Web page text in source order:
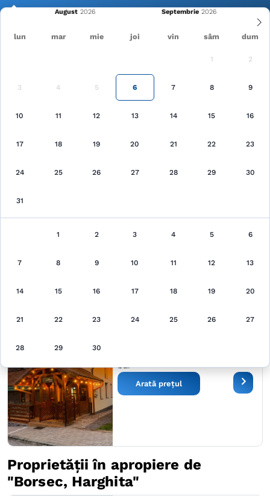
Harghita
Borsec
Cele mai recente
Borsec, Harghita
băi
Arată prețul
Proprietății în apropiere de
"Borsec, Harghita"
August Septembrie
lun mar mie joi vin sâm dum
1 2
3 4 5 6 7 8 9
10 11 12 13 14 15 16
17 18 19 20 21 22 23
24 25 26 27 28 29 30
31
1 2 3 4 5 6
7 8 9 10 11 12 13
14 15 16 17 18 19 20
21 22 23 24 25 26 27
28 29 30